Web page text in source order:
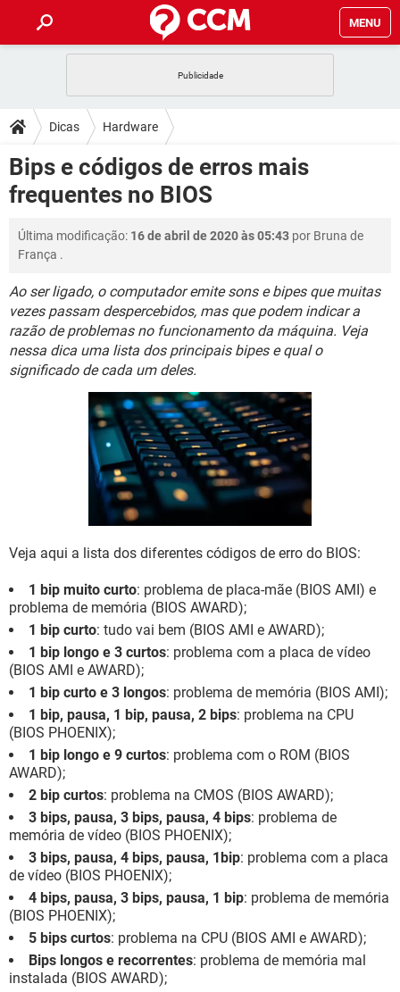
MENU
CELULAR
OUTLOOK EXCEL
INSTAGRAM
DICAS
JOGOS
CELULAR FACEBOOK
OUTLOOK
INSTAGRAM GMAIL
DOWNLOADS
JOGOS
OUTLOOK
INSTAGRAM GMAIL
GUIA DE COMPRAS
FÓRUM
JOGOS WHATSAPP
OUTLOOK EXCEL
INSTAGRAM GMAIL
GUIA DE COMPRAS
GLOSSÁRIO
WHATSAPP
CELULAR FACEBOOK
OUTLOOK EXCEL
INSTAGRAM
GUIA DE COMPRAS
Dicas Hardware
Bips e códigos de erros mais
frequentes no BIOS
Última modificação: 16 de abril de 2020 às 05:43 por Bruna de
França .
Ao ser ligado, o computador emite sons e bipes que muitas
vezes passam despercebidos, mas que podem indicar a
razão de problemas no funcionamento da máquina. Veja
nessa dica uma lista dos principais bipes e qual o
significado de cada um deles.
Veja aqui a lista dos diferentes códigos de erro do BIOS:
1 bip muito curto: problema de placa-mãe (BIOS AMI) e
problema de memória (BIOS AWARD);
1 bip curto: tudo vai bem (BIOS AMI e AWARD);
1 bip longo e 3 curtos: problema com a placa de vídeo
(BIOS AMI e AWARD);
1 bip curto e 3 longos: problema de memória (BIOS AMI);
1 bip, pausa, 1 bip, pausa, 2 bips: problema na CPU
(BIOS PHOENIX);
1 bip longo e 9 curtos: problema com o ROM (BIOS
AWARD);
2 bip curtos: problema na CMOS (BIOS AWARD);
3 bips, pausa, 3 bips, pausa, 4 bips: problema de
memória de vídeo (BIOS PHOENIX);
3 bips, pausa, 4 bips, pausa, 1bip: problema com a placa
de vídeo (BIOS PHOENIX);
4 bips, pausa, 3 bips, pausa, 1 bip: problema de memória
(BIOS PHOENIX);
5 bips curtos: problema na CPU (BIOS AMI e AWARD);
Bips longos e recorrentes: problema de memória mal
instalada (BIOS AWARD);